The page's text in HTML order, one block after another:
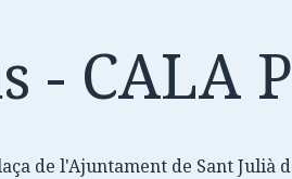
- CALA
de l'Ajuntament de Sant Julià